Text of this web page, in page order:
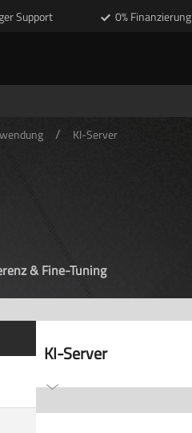
Support 0% Finanzierung
/ KI-Server
& Fine-Tuning
KI-Server